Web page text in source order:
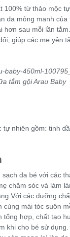
100% từ thảo mộc
da mỏng manh
sau mỗi lần
giúp các mẹ yên
tắm gội Arau Baby
nhiên gồm: tinh
da bé với các
chăm sóc và làm
các dưỡng
cùng mái tóc suôn
hợp, chất tạo
khi cho bé sử dụng.